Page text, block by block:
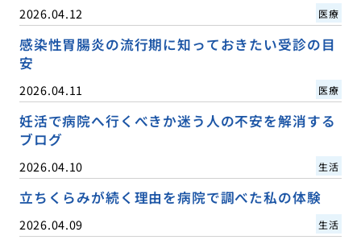
2026.04.12 医療
感染性胃腸炎の流行期に知っておきたい受診の目
安
2026.04.11 医療
妊活で病院へ行くべきか迷う人の不安を解消する
ブログ
2026.04.10 生活
立ちくらみが続く理由を病院で調べた私の体験
2026.04.09 生活